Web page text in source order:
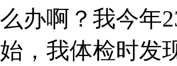
么办啊？我今年
始，我体检时发